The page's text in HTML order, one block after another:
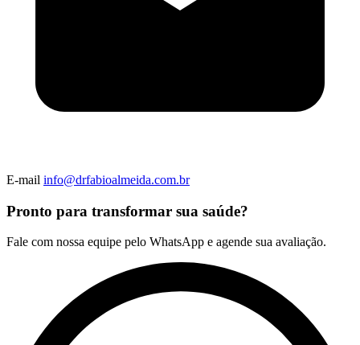
E-mail info@drfabioalmeida.com.br
Pronto para transformar sua saúde?
Fale com nossa equipe pelo WhatsApp e agende sua avaliação.